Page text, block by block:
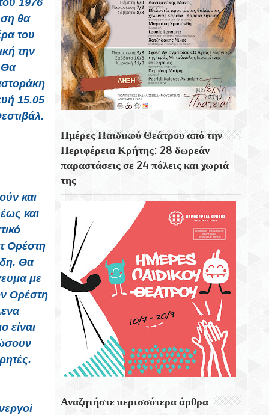
1976
θα
του
την
Θα
15.05
και
και
Ορέστη
Θα
με
Ορέστη
είναι
Προορισμούς Του Κόσμου.
Ο Μονοκέφαλος Αετός Στη Σητεία Και Η
Ποντιακή Πόλη «Τραπεζόνδα»
Το Ρολόι Στη Βορειοανατολική Γωνιά Του
Δημοτικού Κήπου Χανίων
Ημέρες Παιδικού Θεάτρου από την
Περιφέρεια Κρήτης: 28 δωρεάν
παραστάσεις σε 24 πόλεις και χωριά
της
Αναζητήστε περισσότερα άρθρα